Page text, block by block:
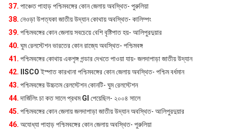
37. পাঞ্চেত পাহাড় পশ্চিমবঙ্গের কোন জেলায় অবস্থিত- পুরুলিয়া
38. নেওড়া উপত্যকা জাতীয় উদ্যান কোথায় অবস্থিত- কালিম্পং
39. পশ্চিমবঙ্গের কোন জেলায় সবচেয়ে বেশি বৃষ্টিপাত হয়- আলিপুরদুয়ার
40. ঘুম রেলস্টেশন ভারতের কোন রাজ্যে অবস্থিত- পশ্চিমবঙ্গ
41. পশ্চিমবঙ্গের কোথায় একশৃঙ্গ গন্ডার দেখতে পাওয়া যায়- জলদাপাড়া জাতীয় উদ্যান
42.
IISCOইস্পাত কারখানা পশ্চিমবঙ্গের কোন জেলায় অবস্থিত- পশ্চিম বর্ধমান
43. পশ্চিমবঙ্গের উচ্চতম রেলস্টেশন কোনটি- ঘুম রেলস্টেশন
44.দার্জিলিং চা কত সালে প্রথমGI পেয়েছিল- ২০০৪ সালে
45. পশ্চিমবঙ্গের কোন জেলায় জলদাপাড়া জাতীয় উদ্যান অবস্থিত- আলিপুরদুয়ার
46. অযোধ্যা পাহাড় পশ্চিমবঙ্গের কোন জেলায় অবস্থিত- পুরুলিয়া